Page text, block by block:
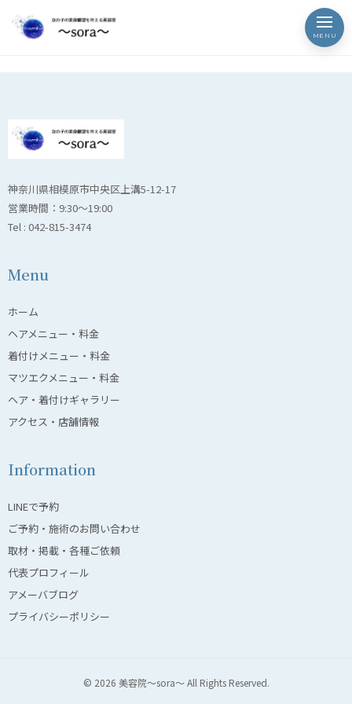
MENU
kimono34
神奈川県相模原市中央区上溝5-12-17
営業時間：9:30〜19:00
Tel : 042-815-3474
Menu
ホーム
ヘアメニュー・料金
着付けメニュー・料金
マツエクメニュー・料金
ヘア・着付けギャラリー
アクセス・店舗情報
Information
LINEで予約
ご予約・施術のお問い合わせ
取材・掲載・各種ご依頼
代表プロフィール
アメーバブログ
プライバシーポリシー
© 2026 美容院〜sora〜 All Rights Reserved.